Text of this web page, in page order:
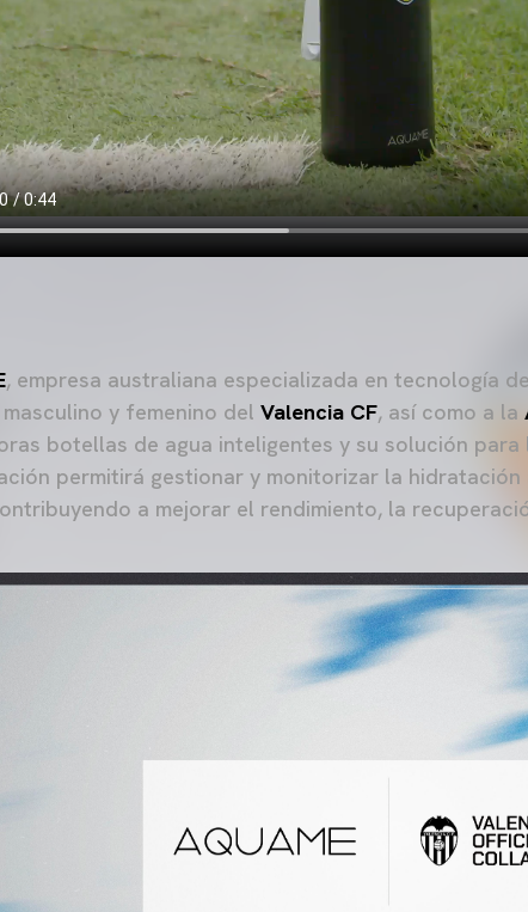
, empresa australiana especializada en tecnología
y femenino del Valencia CF, así como a la
botellas de agua inteligentes y su solución
permitirá gestionar y monitorizar la
a mejorar el rendimiento, la